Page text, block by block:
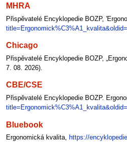
MHRA
Přispěvatelé Encyklopedie BOZP,
Chicago
Přispěvatelé Encyklopedie BOZP,
7. 08. 2026).
CBE/CSE
Přispěvatelé Encyklopedie BOZP.
Bluebook
Ergonomická kvalita, https://